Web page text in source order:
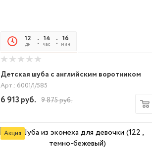
12
дн
14
час
16
мин
Детская шуба с английским воротником
Арт.: 6001/1/585
6 913 руб. 9 875руб.
Акция